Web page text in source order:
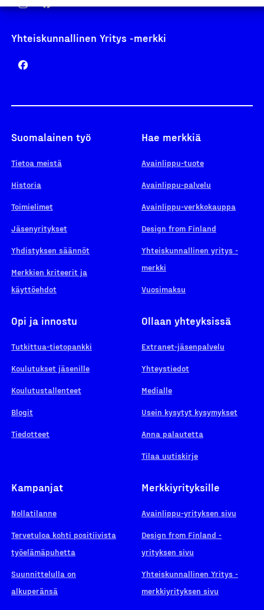
Yhteiskunnallinen Yritys -merkki
Suomalainen työ
Tietoa meistä
Historia
Toimielimet
Jäsenyritykset
Yhdistyksen säännöt
Merkkien kriteerit ja
käyttöehdot
Hae merkkiä
Avainlippu-tuote
Avainlippu-palvelu
Avainlippu-verkkokauppa
Design from Finland
Yhteiskunnallinen yritys -
merkki
Vuosimaksu
Opi ja innostu
Tutkittua-tietopankki
Koulutukset jäsenille
Koulutustallenteet
Blogit
Tiedotteet
Ollaan yhteyksissä
Extranet-jäsenpalvelu
Yhteystiedot
Medialle
Usein kysytyt kysymykset
Anna palautetta
Tilaa uutiskirje
Kampanjat
Nollatilanne
Tervetuloa kohti positiivista
työelämäpuhetta
Suunnittelulla on
alkuperänsä
Merkkiyrityksille
Avainlippu-yrityksen sivu
Design from Finland -
yrityksen sivu
Yhteiskunnallinen Yritys -
merkkiyrityksen sivu